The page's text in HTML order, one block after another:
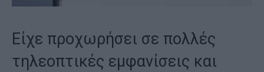
Είχε προχωρήσει σε πολλές
τηλεοπτικές εμφανίσεις και